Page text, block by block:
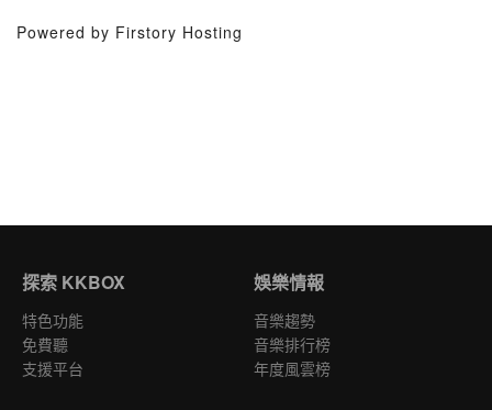
Powered by Firstory Hosting
探索 KKBOX
特色功能
免費聽
支援平台
娛樂情報
音樂趨勢
音樂排行榜
年度風雲榜